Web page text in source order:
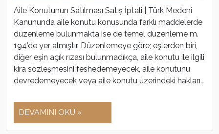
Aile Konutunun Satılması Satış İptali | Türk Medeni
Kanununda aile konutu konusunda farklı maddelerde
düzenleme bulunmakta ise de temel düzenleme m.
194’de yer almıştır. Düzenlemeye göre; eşlerden biri,
diğer eşin açık rızası bulunmadıkça, aile konutu ile ilgili
kira sözleşmesini feshedemeyecek, aile konutunu
devredemeyecek veya aile konutu üzerindeki hakları…
DEVAMINI OKU »